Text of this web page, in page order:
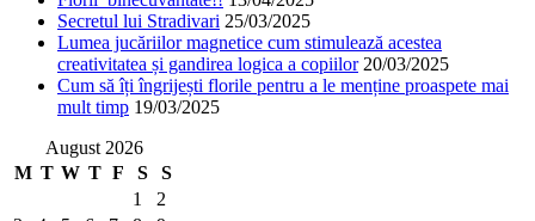
Secretul lui Stradivari 25/03/2025
Lumea jucăriilor magnetice cum stimulează acestea
creativitatea și gandirea logica a copiilor 20/03/2025
Cum să îți îngrijești florile pentru a le menține proaspete mai
mult timp 19/03/2025
August 2026
M T W T F S
S
1
2